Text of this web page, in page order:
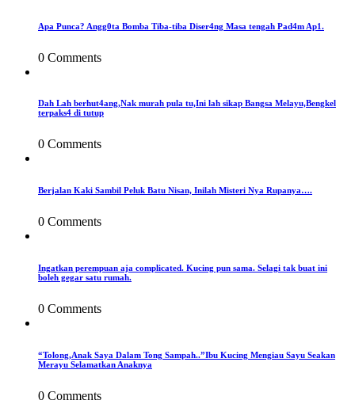
Apa Punca? Angg0ta Bomba Tiba-tiba Diser4ng Masa tengah Pad4m Ap1.
0 Comments
Dah Lah berhut4ang,Nak murah pula tu,Ini lah sikap Bangsa Melayu,Bengkel
terpaks4 di tutup
0 Comments
Berjalan Kaki Sambil Peluk Batu Nisan, Inilah Misteri Nya Rupanya….
0 Comments
Ingatkan perempuan aja complicated. Kucing pun sama. Selagi tak buat ini
boleh gegar satu rumah.
0 Comments
“Tolong,Anak Saya Dalam Tong Sampah..”Ibu Kucing Mengiau Sayu Seakan
Merayu Selamatkan Anaknya
0 Comments